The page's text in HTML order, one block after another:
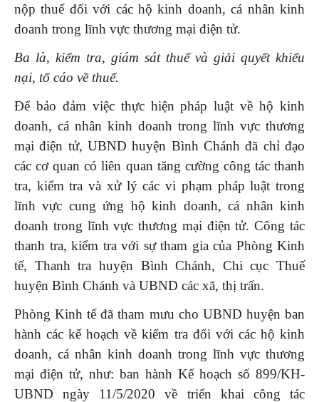
nộp thuế đối với các hộ kinh doanh, cá nhân kinh
doanh trong lĩnh vực thương mại điện tử.
Ba là, kiểm tra, giám sát thuế và giải quyết khiếu
nại, tố cáo về thuế.
Để bảo đảm việc thực hiện pháp luật về hộ kinh
doanh, cá nhân kinh doanh trong lĩnh vực thương
mại điện tử, UBND huyện Bình Chánh đã chỉ đạo
các cơ quan có liên quan tăng cường công tác thanh
tra, kiểm tra và xử lý các vi phạm pháp luật trong
lĩnh vực cung ứng hộ kinh doanh, cá nhân kinh
doanh trong lĩnh vực thương mại điện tử. Công tác
thanh tra, kiểm tra với sự tham gia của Phòng Kinh
tế, Thanh tra huyện Bình Chánh, Chi cục Thuế
huyện Bình Chánh và UBND các xã, thị trấn.
Phòng Kinh tế đã tham mưu cho UBND huyện ban
hành các kế hoạch về kiểm tra đối với các hộ kinh
doanh, cá nhân kinh doanh trong lĩnh vực thương
mại điện tử, như: ban hành Kế hoạch số 899/KH-
UBND ngày 11/5/2020 về triển khai công tác